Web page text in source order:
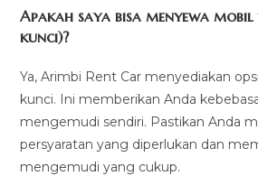
Apakah saya bisa menyewa
kunci)?
Ya, Arimbi Rent Car menyediakan
kunci. Ini memberikan Anda
mengemudi sendiri. Pastikan Anda
persyaratan yang diperlukan dan
mengemudi yang cukup.